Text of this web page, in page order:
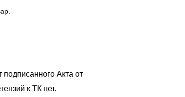
Акта от
к ТК нет.